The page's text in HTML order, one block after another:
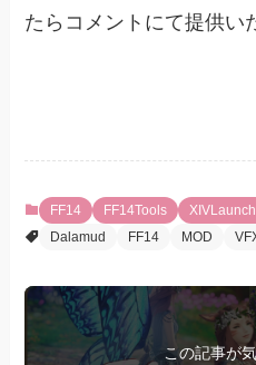
たらコメントにて提供い
FF14 FF14Tools
Dalamud
FF14 MOD
この記事が